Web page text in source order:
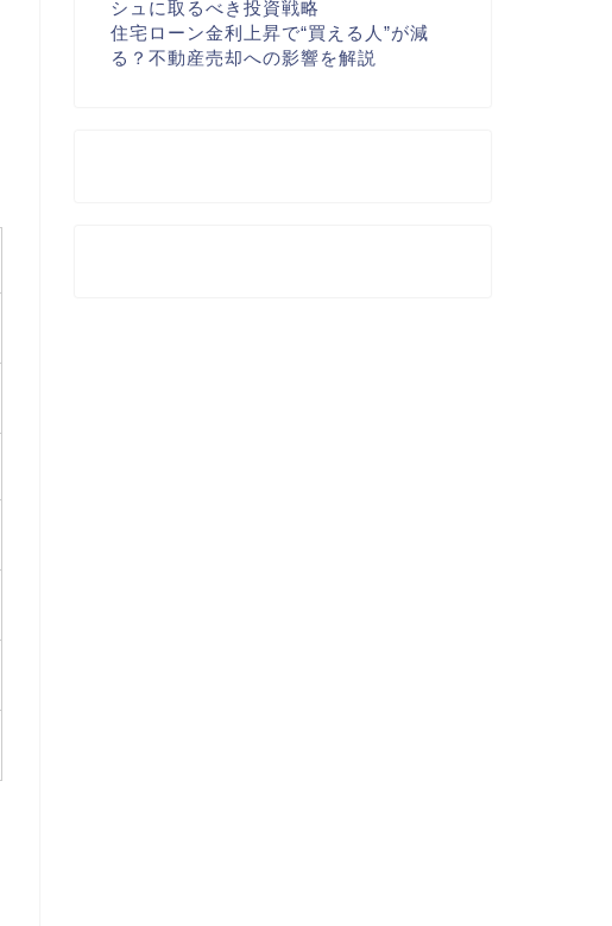
シュに取るべき投資戦略
住宅ローン金利上昇で“買える人”が減
る？不動産売却への影響を解説